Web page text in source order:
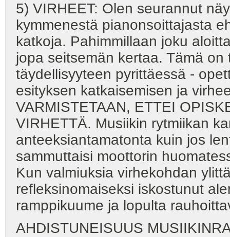
5) VIRHEET: Olen seurannut
kymmenestä pianonsoittajasta
katkoja. Pahimmillaan joku
jopa seitsemän kertaa. Tämä
täydellisyyteen pyrittäessä -
esityksen katkaisemisen ja
VARMISTETAAN, ETTEI
VIRHETTÄ. Musiikin rytmiikan
anteeksiantamatonta kuin jos
sammuttaisi moottorin
Kun valmiuksia virhekohdan
refleksinomaiseksi iskostunut
ramppikuume ja lopulta
AHDISTUNEISUUS